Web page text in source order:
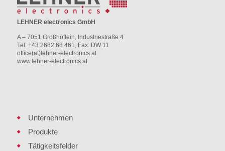
LEHNER electronics GmbH
A – 7051 Großhöflein, Industriestraße 4
Tel: +43 2682 68 461, Fax: DW 11
office(at)lehner-electronics.at
www.lehner-electronics.at
Unternehmen
Produkte
Tätigkeitsfelder